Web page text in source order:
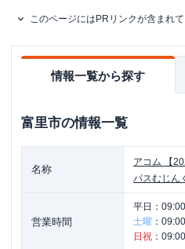
このページにはPRリンクが含まれ
情報一覧から探す
富里市の情報一覧
名称
アコム
【
パスむじん
営業時間
平日：
土曜 ：
日祝 ：